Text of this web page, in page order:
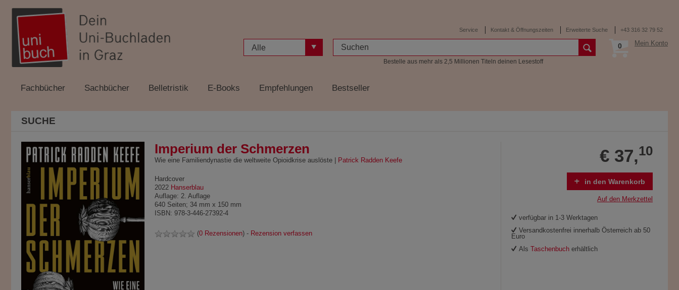
Service Kontakt & Öffnungszeiten Erweiterte Suche +43 316 32 79 52
Alle 0 Mein Konto
Bestelle aus mehr als 2,5 Millionen Titeln deinen Lesestoff
Fachbücher Sachbücher Belletristik E-Books Empfehlungen Bestseller
SUCHE
Imperium der Schmerzen
Wie eine Familiendynastie die weltweite Opioidkrise auslöste | Patrick Radden Keefe
Hardcover
2022 Hanserblau
Auflage: 2. Auflage
640 Seiten; 34 mm x 150 mm
ISBN: 978-3-446-27392-4
(0 Rezensionen) - Rezension verfassen
€ 37,10
in den Warenkorb
Auf den Merkzettel
verfügbar in 1-3 Werktagen
Versandkostenfrei innerhalb Österreich ab 50
Euro
Als Taschenbuch erhältlich